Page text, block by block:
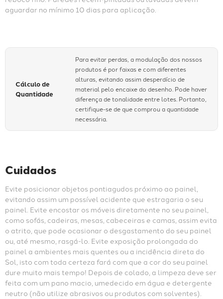
aguardar no mínimo 10 dias para aplicação.
Cálculo de
Quantidade
Para evitar perdas, a modulação dos nossos
produtos é por faixas e com diferentes
alturas, evitando assim desperdício de
material pelo encaixe do desenho. Pode haver
diferença de tonalidade entre lotes. Portanto,
certifique-se de que comprou a quantidade
necessária.
Cuidados
Evite posicionar objetos pontiagudos próximo ao painel,
evitando assim um possível acidente que estragaria o seu
painel. Evite encostar os móveis diretamente no seu painel,
como sofás, cadeiras, mesas, cabeceiras e camas, assim evita
o atrito, que pode ocasionar o desgastamento do seu painel
ou, até mesmo, rasgá-lo. Evite exposição prolongada do
painel a ambientes mais quentes ou a incidência direta do
Sol, isto com toda certeza fará com que a cor do seu painel
dure muito mais tempo! Depois de colado, a limpeza deve ser
feita com um pano macio, umedecido em água e detergente
neutro (não utilize abrasivos ou produtos com solventes).